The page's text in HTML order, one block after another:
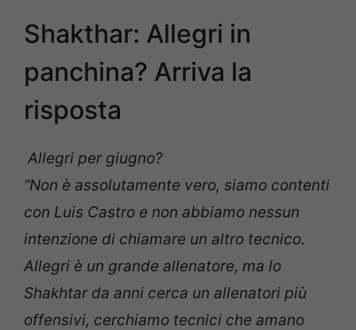
Shakthar: Allegri in
panchina? Arriva la
risposta
Allegri per giugno?
“Non è assolutamente vero, siamo contenti
con Luis Castro e non abbiamo nessun
intenzione di chiamare un altro tecnico.
Allegri è un grande allenatore, ma lo
Shakhtar da anni cerca un allenatori più
offensivi, cerchiamo tecnici che amano